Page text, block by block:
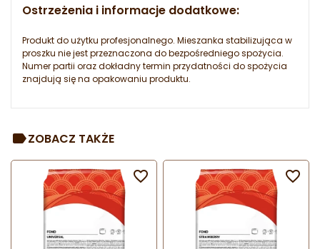
Ostrzeżenia i informacje dodatkowe:
Produkt do użytku profesjonalnego. Mieszanka stabilizująca w
proszku nie jest przeznaczona do bezpośredniego spożycia.
Numer partii oraz dokładny termin przydatności do spożycia
znajdują się na opakowaniu produktu.
ZOBACZ TAKŻE
 